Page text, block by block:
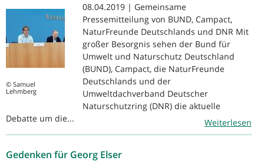
© Samuel
Lehmberg
08.04.2019 | Gemeinsame
Pressemitteilung von BUND, Campact,
NaturFreunde Deutschlands und DNR Mit
großer Besorgnis sehen der Bund für
Umwelt und Naturschutz Deutschland
(BUND), Campact, die NaturFreunde
Deutschlands und der
Umweltdachverband Deutscher
Naturschutzring (DNR) die aktuelle
Debatte um die...
Weiterlesen
Gedenken für Georg Elser